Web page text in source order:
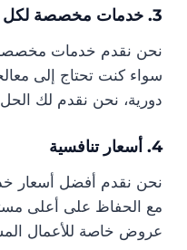
3. خدمات مخصصة لكل عميل
نحن نقدم خدمات
سواء كنت تحتاج إلى
دورية، نحن نقدم لك
4. أسعار تنافسية
نحن نقدم أفضل أسعار
مع الحفاظ على أعلى
عروض خاصة للأعمال